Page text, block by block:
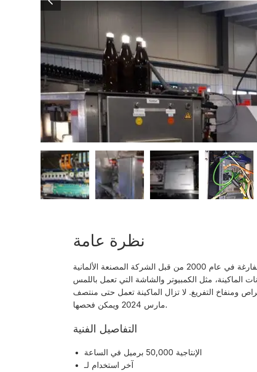
نظرة عامة
تم تصنيع جهاز فحص الزجاجات الفارغة في عام 2000 من قبل الشركة المصنعة الألمانية Krones.
من مكونات الماكينة، مثل الكمبيوتر والشاشة التي تعمل باللمس
ومنفاخ التفريغ. لا تزال الماكينة تعمل حتى منتصف
مارس 2024 ويمكن فحصها.
التفاصيل الفنية
الإنتاجية 50,000 برميل في الساعة
آخر استخدام لـ